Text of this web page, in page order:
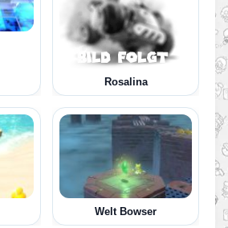
Rosalina
Welt Bowser